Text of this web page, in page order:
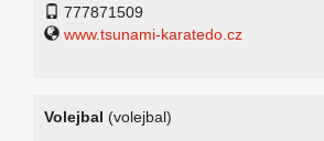
777871509
www.tsunami-karatedo.cz
Volejbal (volejbal)